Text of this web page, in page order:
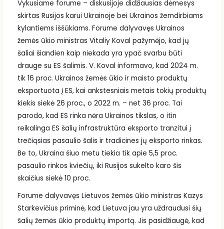
Vykusiame forume – diskusijoje didžiausias dėmesys
skirtas Rusijos karui Ukrainoje bei Ukrainos žemdirbiams
kylantiems iššūkiams. Forume dalyvavęs Ukrainos
žemės ūkio ministras Vitaliy Koval pažymėjo, kad jų
šaliai šiandien kaip niekada yra ypač svarbu būti
drauge su ES šalimis. V. Koval informavo, kad 2024 m.
tik 16 proc. Ukrainos žemės ūkio ir maisto produktų
eksportuota į ES, kai ankstesniais metais tokių produktų
kiekis siekė 26 proc., o 2022 m. – net 36 proc. Tai
parodo, kad ES rinka nėra Ukrainos tikslas, o itin
reikalinga ES šalių infrastruktūra eksporto tranzitui į
trečiąsias pasaulio šalis ir tradicines jų eksporto rinkas.
Be to, Ukraina šiuo metu tiekia tik apie 5,5 proc.
pasaulio rinkos kviečių, iki Rusijos sukelto karo šis
skaičius siekė 10 proc.
Forume dalyvavęs Lietuvos žemės ūkio ministras Kazys
Starkevičius priminė, kad Lietuva jau yra uždraudusi šių
šalių žemės ūkio produktų importą. Jis pasidžiaugė, kad